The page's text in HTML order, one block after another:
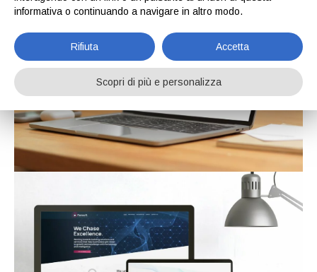
informativa o continuando a navigare in altro modo.
Rifiuta Accetta
Scopri di più e personalizza